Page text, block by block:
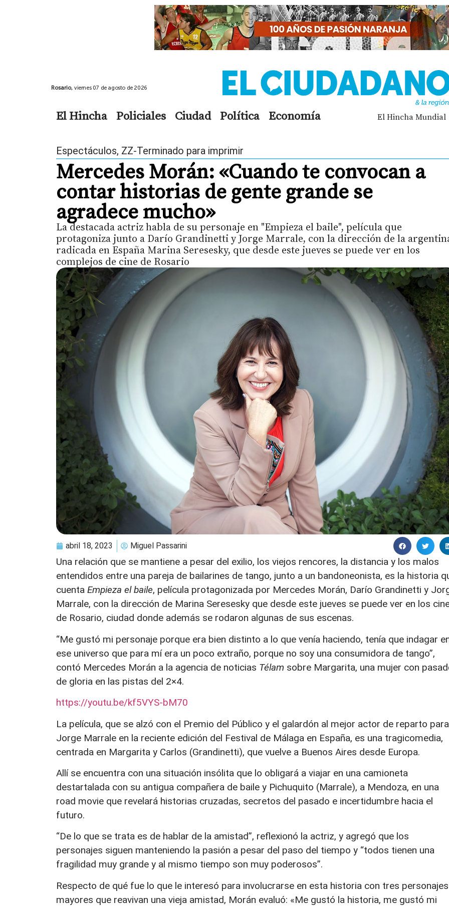
Rosario, viernes 07 de agosto de 2026
El Hincha Policiales Ciudad Política Economía El Hincha Mundial
Espectáculos, ZZ-Terminado para imprimir
Mercedes Morán: «Cuando te convocan a
contar historias de gente grande se
agradece mucho»
La destacada actriz habla de su personaje en "Empieza el baile", película que
protagoniza junto a Darío Grandinetti y Jorge Marrale, con la dirección de la
radicada en España Marina Seresesky, que desde este jueves se puede ver en los
complejos de cine de Rosario
abril 18, 2023 Miguel Passarini
Una relación que se mantiene a pesar del exilio, los viejos rencores, la distancia y los malos
entendidos entre una pareja de bailarines de tango, junto a un bandoneonista, es la historia
cuenta Empieza el baile, película protagonizada por Mercedes Morán, Darío Grandinetti y
Marrale, con la dirección de Marina Seresesky que desde este jueves se puede ver en los
de Rosario, ciudad donde además se rodaron algunas de sus escenas.
“Me gustó mi personaje porque era bien distinto a lo que venía haciendo, tenía que indagar
ese universo que para mí era un poco extraño, porque no soy una consumidora de tango”,
contó Mercedes Morán a la agencia de noticias Télam sobre Margarita, una mujer con
de gloria en las pistas del 2×4.
https://youtu.be/kf5VYS-bM70
La película, que se alzó con el Premio del Público y el galardón al mejor actor de reparto para
Jorge Marrale en la reciente edición del Festival de Málaga en España, es una tragicomedia,
centrada en Margarita y Carlos (Grandinetti), que vuelve a Buenos Aires desde Europa.
Allí se encuentra con una situación insólita que lo obligará a viajar en una camioneta
destartalada con su antigua compañera de baile y Pichuquito (Marrale), a Mendoza, en una
road movie que revelará historias cruzadas, secretos del pasado e incertidumbre hacia el
futuro.
“De lo que se trata es de hablar de la amistad”, reflexionó la actriz, y agregó que los
personajes siguen manteniendo la pasión a pesar del paso del tiempo y “todos tienen una
fragilidad muy grande y al mismo tiempo son muy poderosos”.
Respecto de qué fue lo que le interesó para involucrarse en esta historia con tres personajes
mayores que reavivan una vieja amistad, Morán evaluó: «Me gustó la historia, me gustó mi